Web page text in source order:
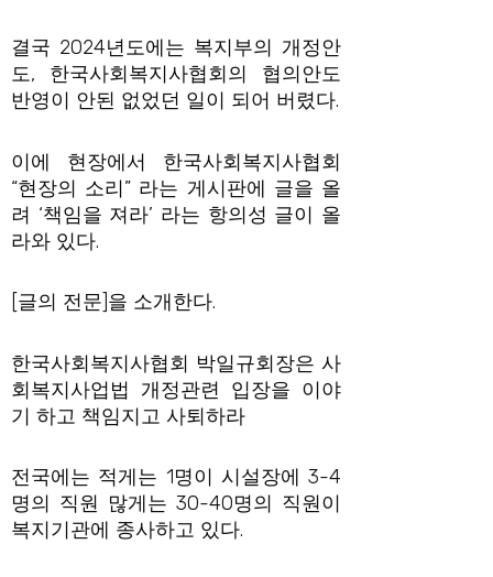
결국 2024년도에는 복지부의 개정안
도, 한국사회복지사협회의 협의안도
반영이 안된 없었던 일이 되어 버렸다.
이에 현장에서 한국사회복지사협회
“현장의 소리” 라는 게시판에 글을 올
려 ‘책임을 져라’ 라는 항의성 글이 올
라와 있다.
[글의 전문]을 소개한다.
한국사회복지사협회 박일규회장은 사
회복지사업법 개정관련 입장을 이야
기 하고 책임지고 사퇴하라
전국에는 적게는 1명이 시설장에 3-4
명의 직원 많게는 30-40명의 직원이
복지기관에 종사하고 있다.